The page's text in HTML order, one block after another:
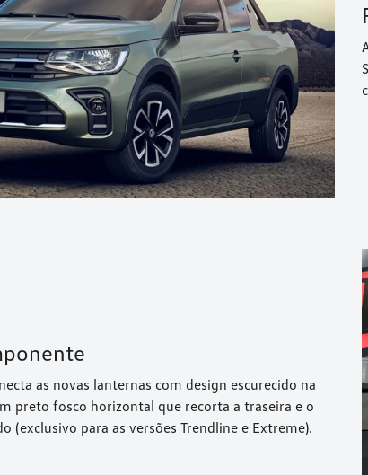
as novas lanternas com design escurecido na
preto fosco horizontal que recorta a traseira e o
(exclusivo para as versões Trendline e Extreme).